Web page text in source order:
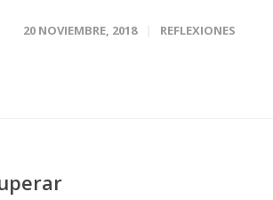
20 NOVIEMBRE, 2018 REFLEXIONES